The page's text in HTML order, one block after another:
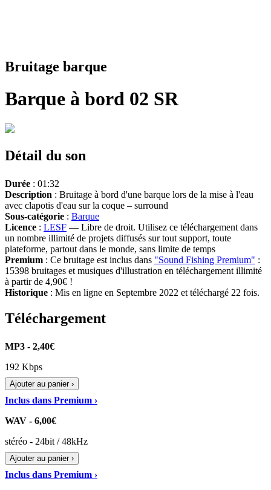
Bruitage barque
Barque à bord 02 SR
Détail du son
Durée : 01:32
Description : Bruitage à bord d'une barque lors de la mise à l'eau
avec clapotis d'eau sur la coque – surround
Sous-catégorie : Barque
Licence : LESF — Libre de droit. Utilisez ce téléchargement dans
un nombre illimité de projets diffusés sur tout support, toute
plateforme, partout dans le monde, sans limite de temps
Premium : Ce bruitage est inclus dans "Sound Fishing Premium" :
15398 bruitages et musiques d'illustration en téléchargement illimité
à partir de 4,90€ !
Historique : Mis en ligne en Septembre 2022 et téléchargé 22 fois.
Téléchargement
MP3 - 2,40€
192 Kbps
Ajouter au panier ›
Inclus dans Premium ›
WAV - 6,00€
stéréo - 24bit / 48kHz
Ajouter au panier ›
Inclus dans Premium ›